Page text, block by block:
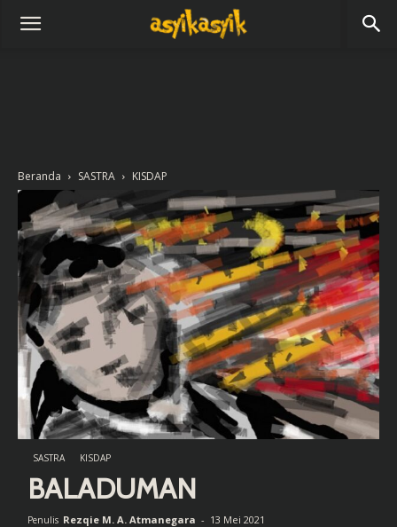
Beranda SASTRA KISDAP
SASTRA KISDAP
BALADUMAN
Penulis Rezqie M. A. Atmanegara - 13 Mei 2021